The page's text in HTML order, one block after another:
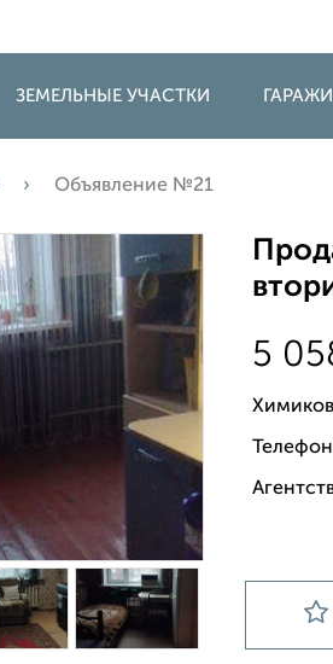
ЗЕМЕЛЬНЫЕ УЧАСТКИ
Объявление №21
5